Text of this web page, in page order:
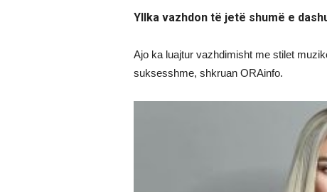
Yllka vazhdon të jetë shumë e
Ajo ka luajtur vazhdimisht me stilet
suksesshme, shkruan ORAinfo.